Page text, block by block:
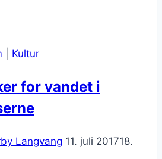
Kultur
for vandet i
Langvang 11. juli 201718.